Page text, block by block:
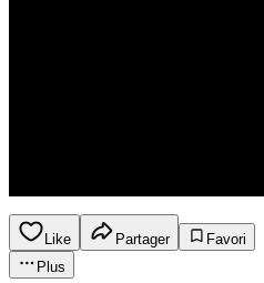
Like Partager
Favori
Plus